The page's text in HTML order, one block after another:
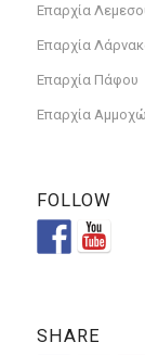
Επαρχία
Επαρχία
Επαρχία Πάφου
Επαρχία
FOLLOW
SHARE